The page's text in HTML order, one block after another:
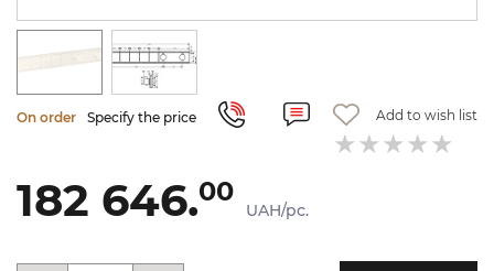
On order Specify the price Add to wish list
182 646.00
UAH/pc.